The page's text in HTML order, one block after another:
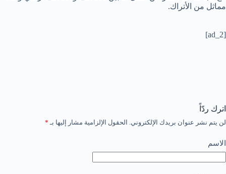
مماثل من الأتراك.
[ad_2]
اترك ردّاً
لن يتم نشر عنوان بريدك الإلكتروني. الحقول الإلزامية مشار إليها بـ *
الاسم